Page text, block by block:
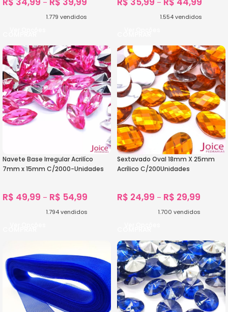
–
1.779 vendidos
–
1.554vendidos
Navete Base Irregular Acrilíco
7mm x 15mm C/2000-Unidades
R$ 49,99 – R$ 54,99
1.794vendidos
Sextavado Oval 18mm X 25mm
Acrílico C/200Unidades
R$ 24,99 – R$ 29,99
1.700 vendidos